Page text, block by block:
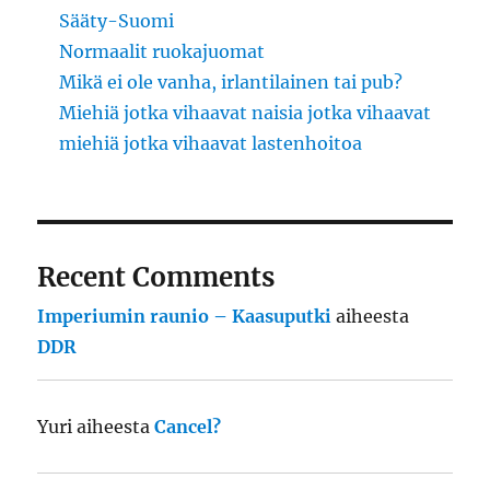
Sääty-Suomi
Normaalit ruokajuomat
Mikä ei ole vanha, irlantilainen tai pub?
Miehiä jotka vihaavat naisia jotka vihaavat
miehiä jotka vihaavat lastenhoitoa
Recent Comments
Imperiumin raunio – Kaasuputki aiheesta
DDR
Yuri aiheestaCancel?